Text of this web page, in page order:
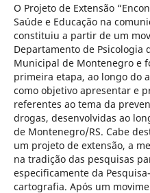
O Projeto de Extensão
Saúde e Educação na
constituiu a partir de um
Departamento de Psicologia
Municipal de Montenegro e
primeira etapa, ao longo do
como objetivo apresentar e
referentes ao tema da
drogas, desenvolvidas ao
de Montenegro/RS. Cabe
um projeto de extensão, a
na tradição das pesquisas
especificamente da
cartografia. Após um